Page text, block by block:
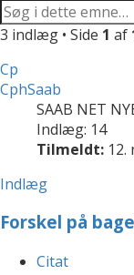
3 indlæg • Side 1 af
Cp
CphSaab
SAAB NET
Indlæg: 14
Tilmeldt: 12.
Indlæg
Forskel på
Citat